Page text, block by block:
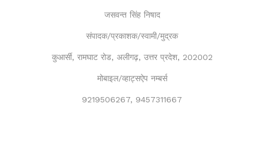
जसवन्त सिंह निषाद
संपादक/प्रकाशक/स्वामी/मुद्रक
कुआर्सी, रामघाट रोड, अलीगढ़, उत्तर प्रदेश, 202002
मोबाइल/व्हाट्सऐप नम्बर्स
9219506267, 9457311667